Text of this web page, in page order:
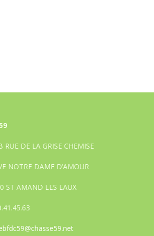
RUE DE LA GRISE CHEMISE
NOTRE DAME D’AMOUR
ST AMAND LES EAUX